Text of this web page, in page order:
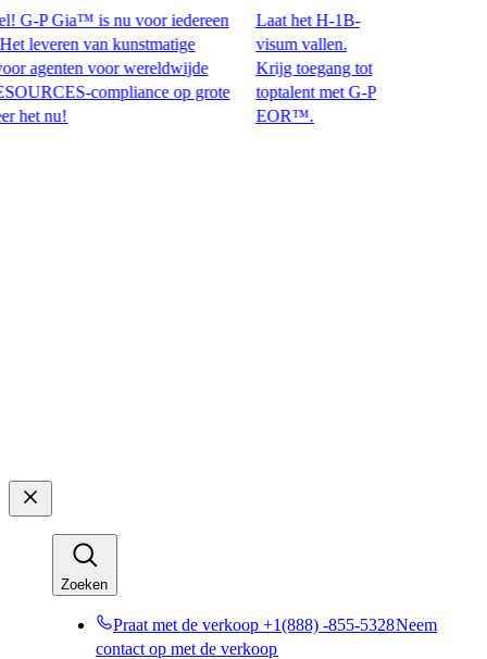
Gia™ is nu voor iedereen
van kunstmatige
voor wereldwijde
compliance op grote
nu!​​
Laat het H-1B-
visum vallen.
Krijg toegang tot
toptalent met G-P
EOR™.​​
Zoeken​​
Praat met de verkoop +1(888) -855-5328​​Neem
contact op met de verkoop​​